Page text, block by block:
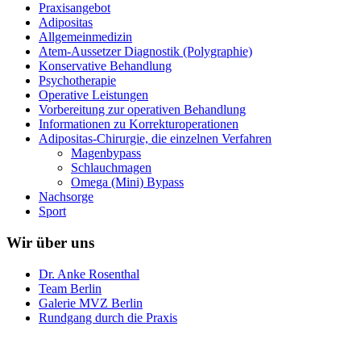
Praxisangebot
Adipositas
Allgemeinmedizin
Atem-Aussetzer Diagnostik (Polygraphie)
Konservative Behandlung
Psychotherapie
Operative Leistungen
Vorbereitung zur operativen Behandlung
Informationen zu Korrekturoperationen
Adipositas-Chirurgie, die einzelnen Verfahren
Magenbypass
Schlauchmagen
Omega (Mini) Bypass
Nachsorge
Sport
Wir über uns
Dr. Anke Rosenthal
Team Berlin
Galerie MVZ Berlin
Rundgang durch die Praxis